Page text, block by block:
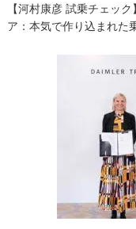
【河村康彦 試乗チェッ
ア：本気で作り込まれた